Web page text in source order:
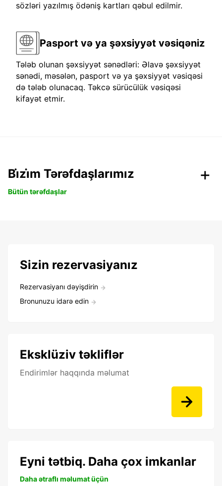
sözləri yazılmış ödəniş kartları qəbul edilmir.
Pasport və ya şəxsiyyət vəsiqəniz
Tələb olunan şəxsiyyət sənədləri: Əlavə şəxsiyyət
sənədi, məsələn, pasport və ya şəxsiyyət vəsiqəsi
də tələb olunacaq. Təkcə sürücülük vəsiqəsi
kifayət etmir.
Bi̇zi̇m Tərəfdaşlarımız
Bütün tərəfdaşlar
Sizin rezervasiyanız
Rezervasiyanı dəyişdirin
Bronunuzu idarə edin
Eksklüziv təkliflər
Endirimlər haqqında məlumat
Eyni tətbiq. Daha çox imkanlar
Daha ətraflı məlumat üçün